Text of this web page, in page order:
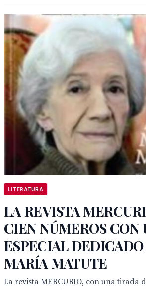
LITERATURA
LA REVISTA
CIEN NÚMEROS CON
ESPECIAL DEDICADO
MARÍA MATUTE
La revista MERCURIO, con una tirada